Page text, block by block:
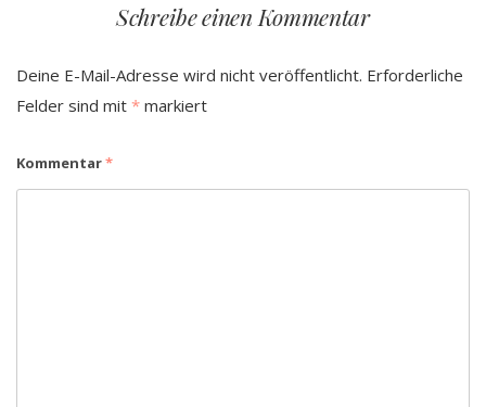
Schreibe einen Kommentar
Deine E-Mail-Adresse wird nicht veröffentlicht. Erforderliche
Felder sind mit * markiert
Kommentar*